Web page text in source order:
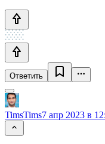
Ответить
TimsTims7 апр 2023 в